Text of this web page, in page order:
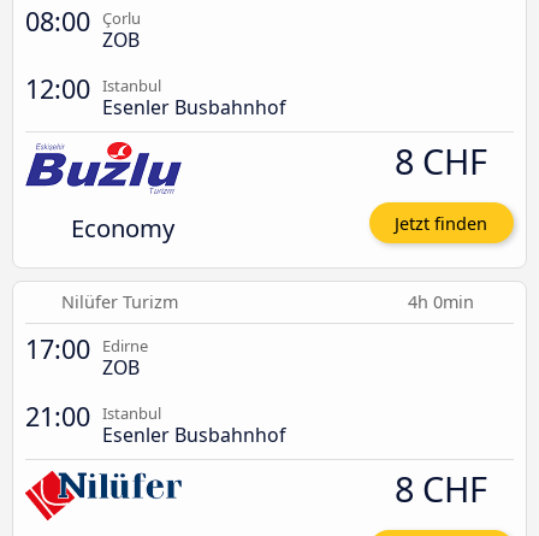
08:00 Çorlu
ZOB
12:00 Istanbul
Esenler Busbahnhof
Economy
8 CHF
Jetzt finden
Nilüfer Turizm 4h 0min
17:00 Edirne
ZOB
21:00 Istanbul
Esenler Busbahnhof
8 CHF